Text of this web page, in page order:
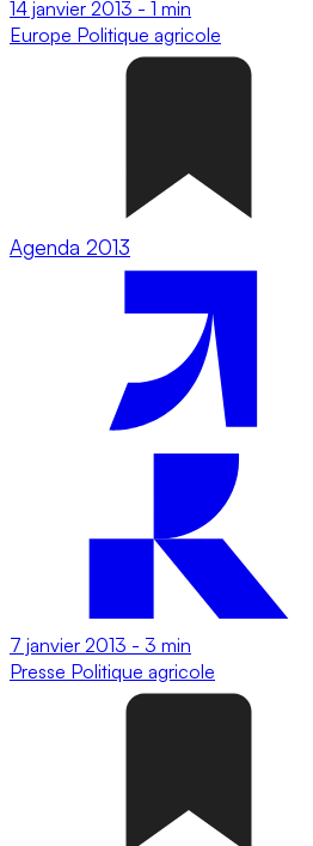
14 janvier 2013 - 1 min
Europe Politique agricole
Agenda 2013
7 janvier 2013 - 3 min
Presse Politique agricole